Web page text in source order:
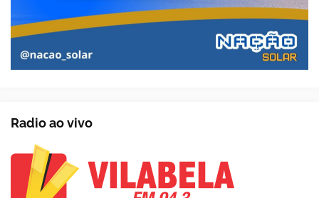
Radio ao vivo